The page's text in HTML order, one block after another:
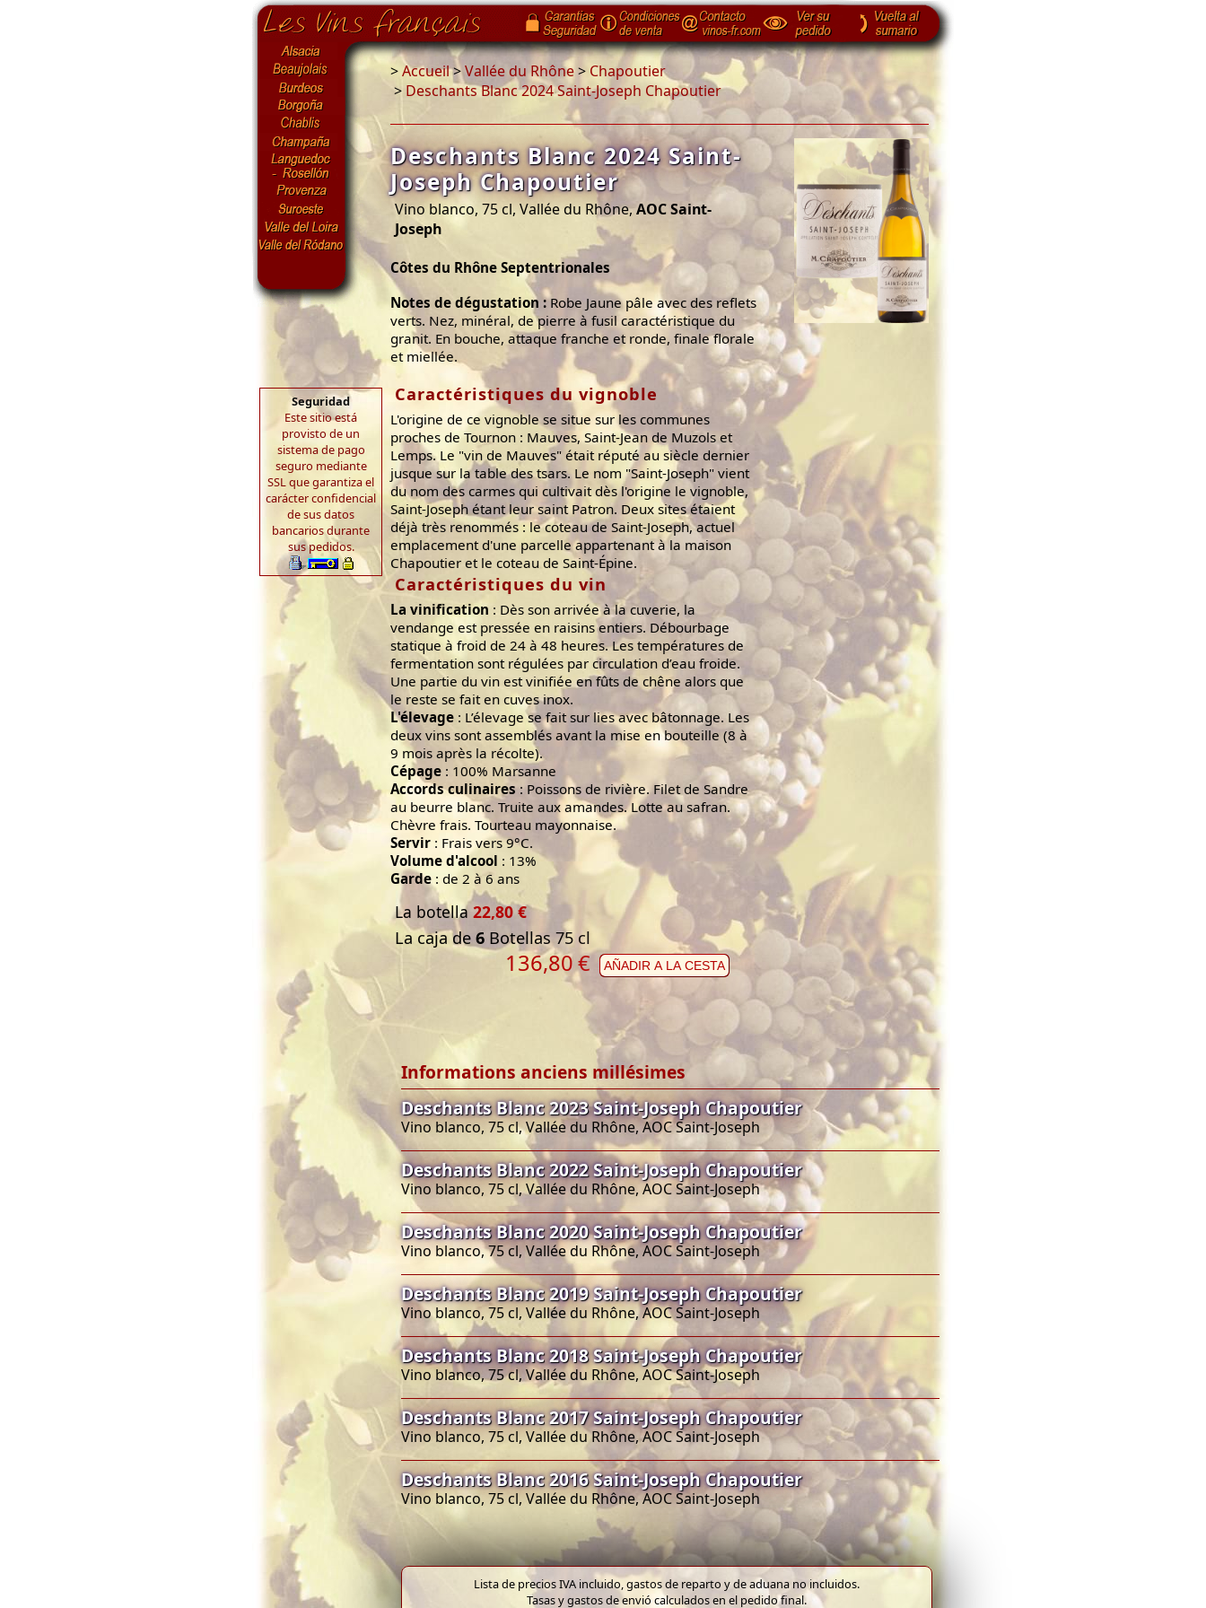
Seguridad
Este sitio está
provisto de un
sistema de pago
seguro mediante
SSL que garantiza el
carácter confidencial
de sus datos
bancarios durante
sus pedidos.
>Accueil>Vallée du Rhône> Chapoutier
> Deschants Blanc 2024 Saint-Joseph Chapoutier
Deschants Blanc 2024 Saint-
Joseph Chapoutier
Vino blanco, 75 cl, Vallée du Rhône,AOC Saint-
Joseph
Côtes du Rhône Septentrionales
Notes de dégustation :Robe Jaune pâle avec des reflets
verts. Nez, minéral, de pierre à fusil caractéristique du
granit. En bouche, attaque franche et ronde, finale florale
et miellée.
Caractéristiques du vignoble
L'origine de ce vignoble se situe sur les communes
proches de Tournon : Mauves, Saint-Jean de Muzols et
Lemps. Le "vin de Mauves" était réputé au siècle dernier
jusque sur la table des tsars. Le nom "Saint-Joseph" vient
du nom des carmes qui cultivait dès l'origine le vignoble,
Saint-Joseph étant leur saint Patron. Deux sites étaient
déjà très renommés : le coteau de Saint-Joseph, actuel
emplacement d'une parcelle appartenant à la maison
Chapoutier et le coteau de Saint-Épine.
Caractéristiques du vin
La vinification : Dès son arrivée à la cuverie, la
vendange est pressée en raisins entiers. Débourbage
statique à froid de 24 à 48 heures. Les températures de
fermentation sont régulées par circulation d’eau froide.
Une partie du vin est vinifiée en fûts de chêne alors que
le reste se fait en cuves inox.
L'élevage : L’élevage se fait sur lies avec bâtonnage. Les
deux vins sont assemblés avant la mise en bouteille (8 à
9 mois après la récolte).
Cépage : 100% Marsanne
Accords culinaires : Poissons de rivière. Filet de Sandre
au beurre blanc. Truite aux amandes. Lotte au safran.
Chèvre frais. Tourteau mayonnaise.
Servir : Frais vers 9°C.
Volume d'alcool : 13%
Garde : de 2 à 6 ans
La botella 22,80 €
La caja de 6 Botellas 75 cl
136,80€ AÑADIR A LA CESTA
Informations anciens millésimes
Deschants Blanc 2023 Saint-Joseph Chapoutier
Vino blanco, 75 cl, Vallée du Rhône, AOC Saint-Joseph
Deschants Blanc 2022 Saint-Joseph Chapoutier
Vino blanco, 75 cl, Vallée du Rhône, AOC Saint-Joseph
Deschants Blanc 2020 Saint-Joseph Chapoutier
Vino blanco, 75 cl, Vallée du Rhône, AOC Saint-Joseph
Deschants Blanc 2019 Saint-Joseph Chapoutier
Vino blanco, 75 cl, Vallée du Rhône, AOC Saint-Joseph
Deschants Blanc 2018 Saint-Joseph Chapoutier
Vino blanco, 75 cl, Vallée du Rhône, AOC Saint-Joseph
Deschants Blanc 2017 Saint-Joseph Chapoutier
Vino blanco, 75 cl, Vallée du Rhône, AOC Saint-Joseph
Deschants Blanc 2016 Saint-Joseph Chapoutier
Vino blanco, 75 cl, Vallée du Rhône, AOC Saint-Joseph
Lista de precios IVA incluido, gastos de reparto y de aduana no incluidos.
Tasas y gastos de envió calculados en el pedido final.